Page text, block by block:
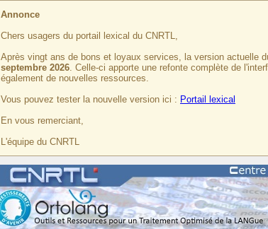
Annonce
Chers usagers du portail lexical du CNRTL,
Après vingt ans de bons et loyaux services, la version actuelle
septembre 2026. Celle-ci apporte une refonte complète de
également de nouvelles ressources.
Vous pouvez tester la nouvelle version ici : Portail lexical
En vous remerciant,
L'équipe du CNRTL